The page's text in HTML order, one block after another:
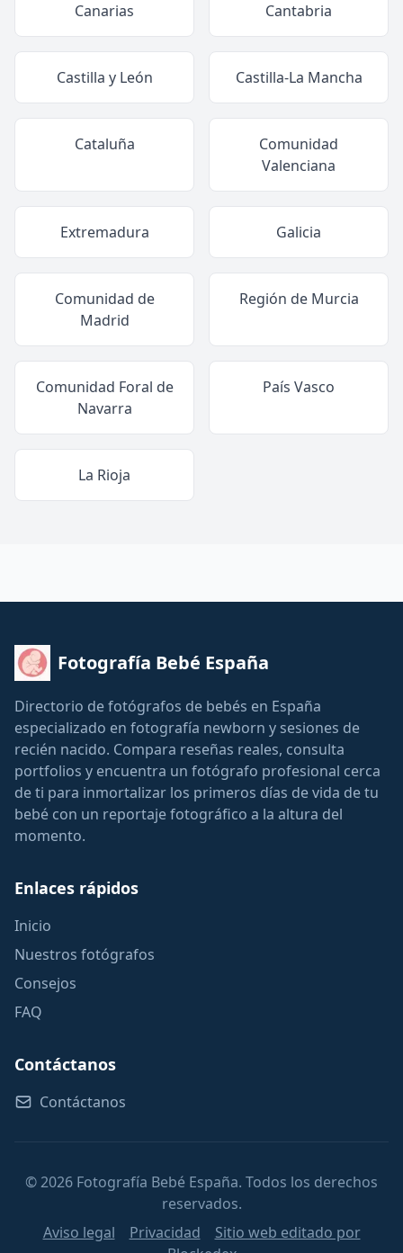
Canarias Cantabria
Castilla y León Castilla-La Mancha
Cataluña
Comunidad
Valenciana
Extremadura Galicia
Comunidad de
Madrid
Región de Murcia
Comunidad Foral de
Navarra
País Vasco
La Rioja
Fotografía Bebé España
Directorio de fotógrafos de bebés en España
especializado en fotografía newborn y sesiones de
recién nacido. Compara reseñas reales, consulta
portfolios y encuentra un fotógrafo profesional cerca
de ti para inmortalizar los primeros días de vida de tu
bebé con un reportaje fotográfico a la altura del
momento.
Enlaces rápidos
Inicio
Nuestros fotógrafos
Consejos
FAQ
Contáctanos
Contáctanos
© 2026 Fotografía Bebé España. Todos los derechos
reservados.
Aviso legal
Privacidad
Sitio web editado por